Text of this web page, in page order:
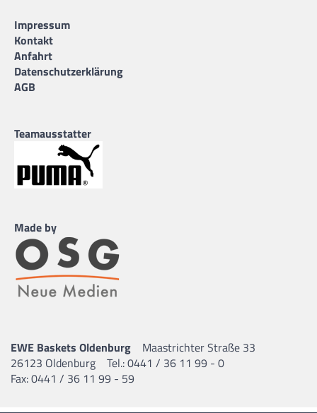
Impressum
Kontakt
Anfahrt
Datenschutzerklärung
AGB
Teamausstatter
Made by
EWE Baskets Oldenburg
Maastrichter Straße 33
26123 Oldenburg
Tel.: 0441 / 36 11 99 - 0
Fax: 0441 / 36 11 99 - 59